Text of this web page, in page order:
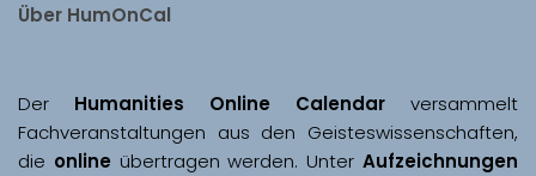
Über HumOnCal
Der Humanities Online Calendar versammelt
Fachveranstaltungen aus den Geisteswissenschaften,
die online übertragen werden. Unter Aufzeichnungen